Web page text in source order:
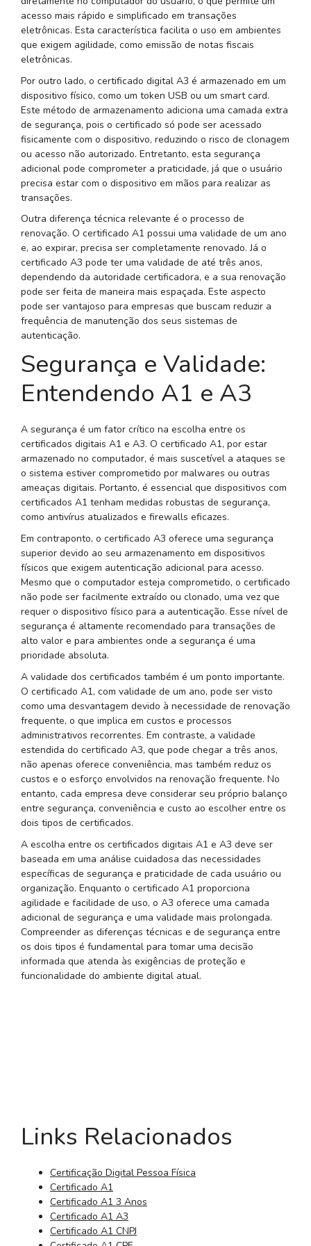
acesso mais rápido e simplificado em transações
eletrônicas. Esta característica facilita o uso em ambientes
que exigem agilidade, como emissão de notas fiscais
eletrônicas.
Por outro lado, o certificado digital A3 é armazenado em um
dispositivo físico, como um token USB ou um smart card.
Este método de armazenamento adiciona uma camada extra
de segurança, pois o certificado só pode ser acessado
fisicamente com o dispositivo, reduzindo o risco de clonagem
ou acesso não autorizado. Entretanto, esta segurança
adicional pode comprometer a praticidade, já que o usuário
precisa estar com o dispositivo em mãos para realizar as
transações.
Outra diferença técnica relevante é o processo de
renovação. O certificado A1 possui uma validade de um ano
e, ao expirar, precisa ser completamente renovado. Já o
certificado A3 pode ter uma validade de até três anos,
dependendo da autoridade certificadora, e a sua renovação
pode ser feita de maneira mais espaçada. Este aspecto
pode ser vantajoso para empresas que buscam reduzir a
frequência de manutenção dos seus sistemas de
autenticação.
Segurança e Validade:
Entendendo A1 e A3
A segurança é um fator crítico na escolha entre os
certificados digitais A1 e A3. O certificado A1, por estar
armazenado no computador, é mais suscetível a ataques se
o sistema estiver comprometido por malwares ou outras
ameaças digitais. Portanto, é essencial que dispositivos com
certificados A1 tenham medidas robustas de segurança,
como antivírus atualizados e firewalls eficazes.
Em contraponto, o certificado A3 oferece uma segurança
superior devido ao seu armazenamento em dispositivos
físicos que exigem autenticação adicional para acesso.
Mesmo que o computador esteja comprometido, o certificado
não pode ser facilmente extraído ou clonado, uma vez que
requer o dispositivo físico para a autenticação. Esse nível de
segurança é altamente recomendado para transações de
alto valor e para ambientes onde a segurança é uma
prioridade absoluta.
A validade dos certificados também é um ponto importante.
O certificado A1, com validade de um ano, pode ser visto
como uma desvantagem devido à necessidade de renovação
frequente, o que implica em custos e processos
administrativos recorrentes. Em contraste, a validade
estendida do certificado A3, que pode chegar a três anos,
não apenas oferece conveniência, mas também reduz os
custos e o esforço envolvidos na renovação frequente. No
entanto, cada empresa deve considerar seu próprio balanço
entre segurança, conveniência e custo ao escolher entre os
dois tipos de certificados.
A escolha entre os certificados digitais A1 e A3 deve ser
baseada em uma análise cuidadosa das necessidades
específicas de segurança e praticidade de cada usuário ou
organização. Enquanto o certificado A1 proporciona
agilidade e facilidade de uso, o A3 oferece uma camada
adicional de segurança e uma validade mais prolongada.
Compreender as diferenças técnicas e de segurança entre
os dois tipos é fundamental para tomar uma decisão
informada que atenda às exigências de proteção e
funcionalidade do ambiente digital atual.
Links Relacionados
Certificação Digital Pessoa Física
Certificado A1
Certificado A1 3 Anos
Certificado A1 A3
Certificado A1 CNPJ